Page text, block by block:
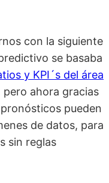
con la siguiente
se basaba
y KPI´s del área
pero ahora gracias
pueden
de datos, para
sin reglas